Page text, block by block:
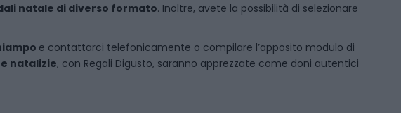
natale di diverso formato. Inoltre, avete la possibilità di selezionare
e contattarci telefonicamente o compilare l’apposito modulo di
natalizie, con Regali Digusto, saranno apprezzate come doni autentici